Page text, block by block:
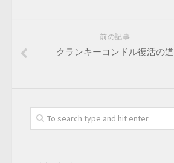
前の記事
クランキーコンドル復活の道